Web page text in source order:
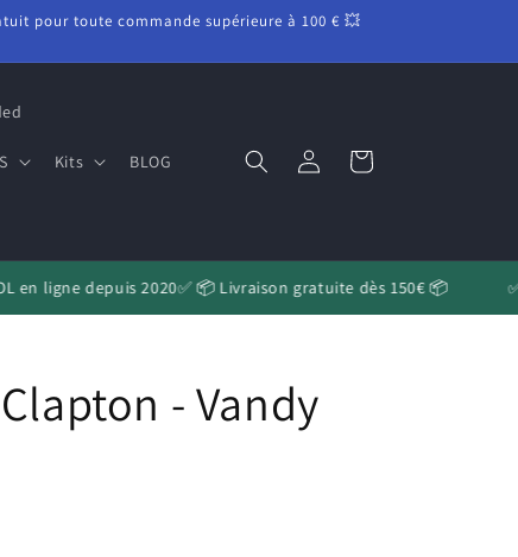
pour toute commande supérieure à 100 € 💥
Kits BLOG Connexion Panier
en ligne depuis 2020✅ 📦 Livraison gratuite dès 150€ 📦
- Vandy